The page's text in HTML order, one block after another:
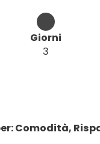
Giorni
3
Comodità,